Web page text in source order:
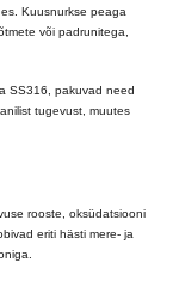
Kuusnurkse peaga
või padrunitega,
SS316, pakuvad need
tugevust, muutes
rooste, oksüdatsiooni
eriti hästi mere- ja